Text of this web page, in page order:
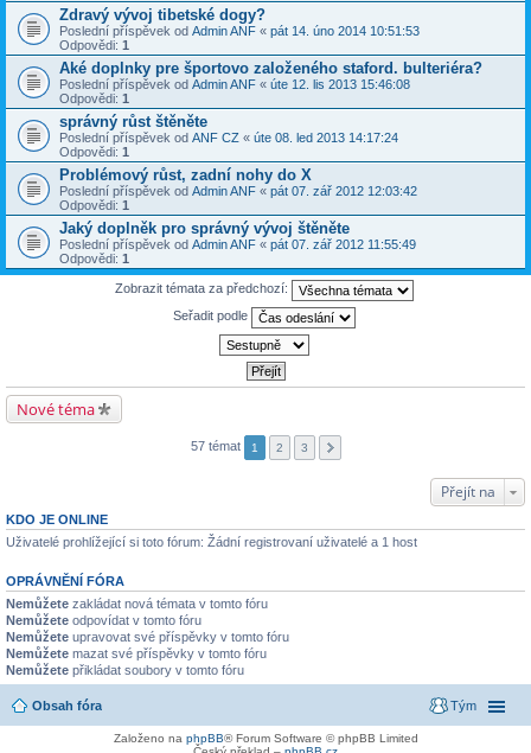
Zdravý vývoj tibetské dogy?
Poslední příspěvek od Admin ANF « pát 14. úno 2014 10:51:53
Odpovědi: 1
Aké doplnky pre športovo založeného staford. bulteriéra?
Poslední příspěvek od Admin ANF « úte 12. lis 2013 15:46:08
Odpovědi: 1
správný růst štěněte
Poslední příspěvek od ANF CZ « úte 08. led 2013 14:17:24
Odpovědi: 1
Problémový růst, zadní nohy do X
Poslední příspěvek od Admin ANF « pát 07. zář 2012 12:03:42
Odpovědi: 1
Jaký doplněk pro správný vývoj štěněte
Poslední příspěvek od Admin ANF « pát 07. zář 2012 11:55:49
Odpovědi: 1
Zobrazit témata za předchozí:
Seřadit podle
Nové téma
57 témat 1 2 3
Přejít na
KDO JE ONLINE
Uživatelé prohlížející si toto fórum: Žádní registrovaní uživatelé a 1 host
OPRÁVNĚNÍ FÓRA
Nemůžete zakládat nová témata v tomto fóru
Nemůžete odpovídat v tomto fóru
Nemůžete upravovat své příspěvky v tomto fóru
Nemůžete mazat své příspěvky v tomto fóru
Nemůžete přikládat soubory v tomto fóru
Obsah fóra Tým
Založeno na phpBB® Forum Software © phpBB Limited